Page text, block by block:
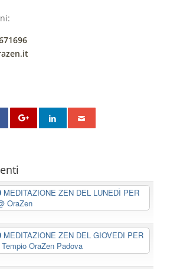
MEDITAZIONE ZEN DEL LUNEDÌ PER
OraZen
MEDITAZIONE ZEN DEL GIOVEDI PER
OraZen Padova